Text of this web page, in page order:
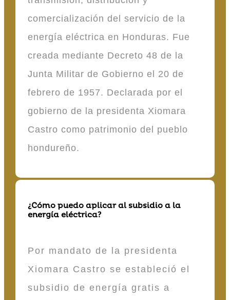
comercialización del servicio de la
energía eléctrica en Honduras. Fue
creada mediante Decreto 48 de la
Junta Militar de Gobierno el 20 de
febrero de 1957. Declarada por el
gobierno de la presidenta Xiomara
Castro como patrimonio del pueblo
hondureño.
¿Cómo puedo aplicar al subsidio a la
energía eléctrica?
Por mandato de la presidenta
Xiomara Castro se estableció el
subsidio de energía gratis a